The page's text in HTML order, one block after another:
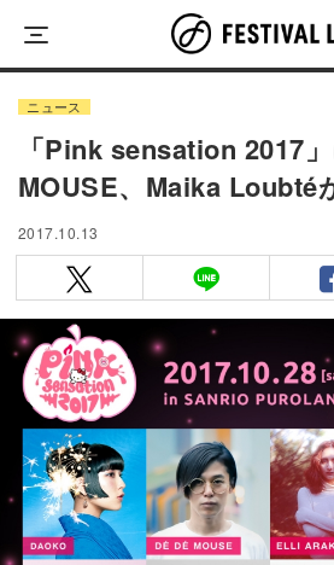
content
ニュース
「Pink sensation 2017
MOUSE、Maika Loubté
2017.10.13